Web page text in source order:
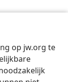
op jw.org te